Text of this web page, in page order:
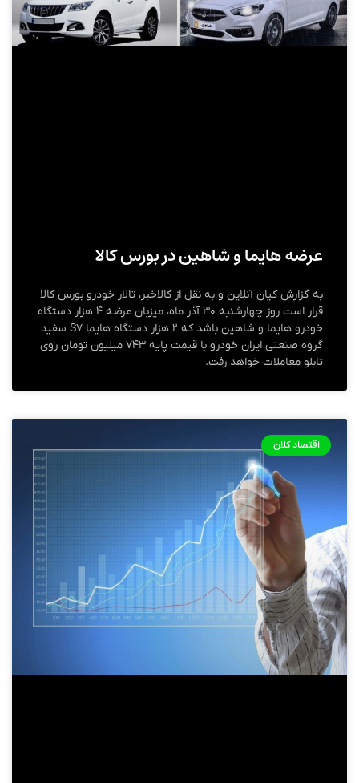
عرضه هایما و شاهین در بورس کالا
به گزارش کیان آنلاین و به نقل از کالاخبر، تالار خودرو بورس کالا
قرار است روز چهارشنبه ۳۰ آذر ماه، میزبان عرضه ۴ هزار دستگاه
خودرو هایما و شاهین باشد که ۲ هزار دستگاه هایما S۷ سفید
گروه صنعتی ایران خودرو با قیمت پایه ۷۴۳ میلیون تومان روی
تابلو معاملات خواهد رفت.
اقتصاد کلان